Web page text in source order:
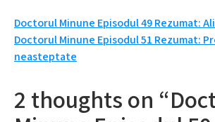
Navigare
în
Doctorul Minune Episodul 49 Rezumat:
Doctorul Minune Episodul 51 Rezumat:
neasteptate
2 thoughts on